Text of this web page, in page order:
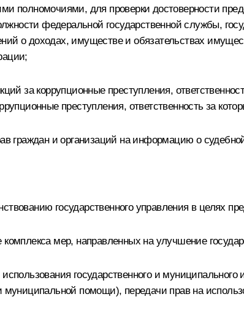
полномочиями, для проверки достоверности
федеральной государственной службы,
о доходах, имуществе и обязательствах
за коррупционные преступления,
преступления, ответственность за
граждан и организаций на информацию о
государственного управления в целях
мер, направленных на улучшение
государственного и
муниципальной помощи), передачи прав на